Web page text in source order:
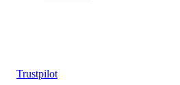
Trustpilot